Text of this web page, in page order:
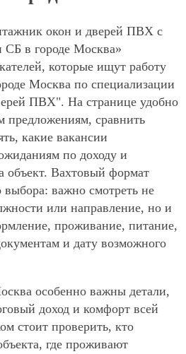
окон и дверей ПВХ с
СБ в городе Москва»
которые ищут работу
Москва по специализации
ПВХ". На странице удобно
предложениям, сравнить
какие вакансии
по доходу и
объект. Вахтовый формат
выбора: важно смотреть не
или направление, но и
проживание, питание,
и дату возможного
особенно важны детали,
доход и комфорт всей
стоит проверить, кто
где проживают